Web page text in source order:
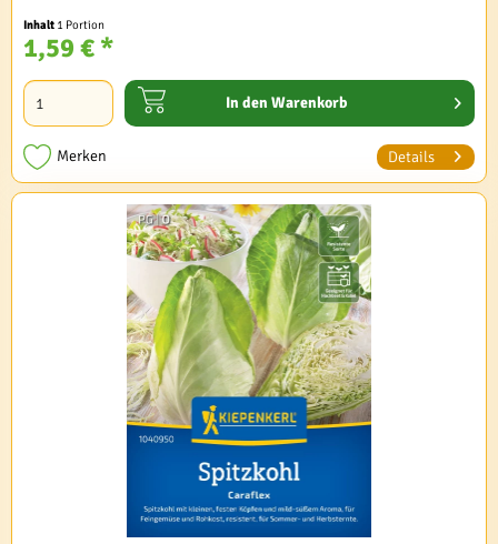
Inhalt 1 Portion
1,59 € *
In den Warenkorb
Merken Details